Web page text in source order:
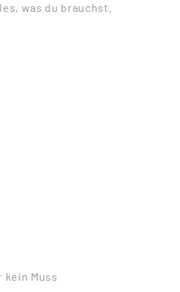
was du brauchst.
kein Muss